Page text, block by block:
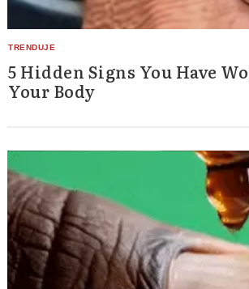
5 Hidden Signs You Have
Your Body